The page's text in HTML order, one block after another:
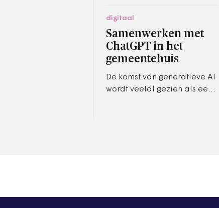
digitaal
Samenwerken met
ChatGPT in het
gemeentehuis
De komst van generatieve AI
wordt veelal gezien als een